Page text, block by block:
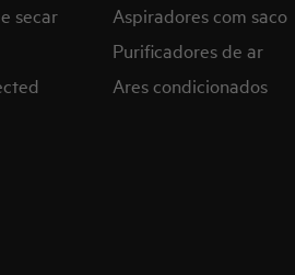
secar
Aspiradores com saco
Purificadores de ar
Ares condicionados